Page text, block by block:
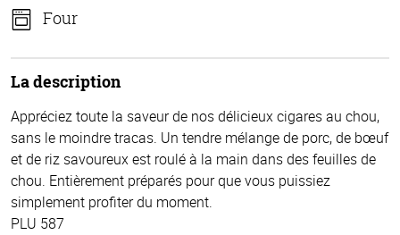
Four
La description
Appréciez toute la saveur de nos délicieux cigares au chou,
sans le moindre tracas. Un tendre mélange de porc, de bœuf
et de riz savoureux est roulé à la main dans des feuilles de
chou. Entièrement préparés pour que vous puissiez
simplement profiter du moment.
PLU 587